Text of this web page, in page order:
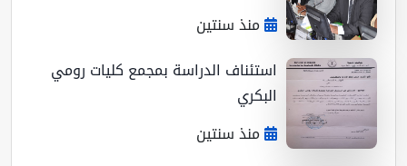
منذ سنتين
استئناف الدراسة بمجمع كليات رومي
البكري
منذ سنتين